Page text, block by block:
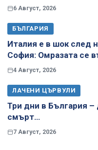
6 Август, 2026
БЪЛГАРИЯ
Италия е в шок след
София: Омразата се
4 Август, 2026
ЛАЧЕНИ ЦЪРВУЛИ
Три дни в България
смърт…
7 Август, 2026